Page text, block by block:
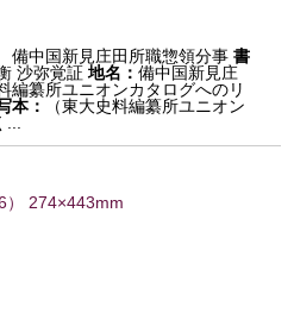
中国新見庄田所職惣領分事書
沙弥覚証 地名：備中国新見庄
編纂所ユニオンカタログへのリ
本：
（東大史料編纂所ユニオン
） 274×443mm